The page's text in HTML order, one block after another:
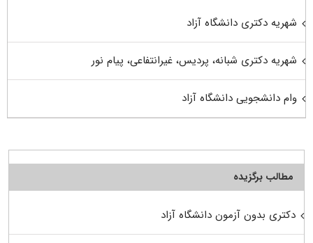
شهریه دکتری دانشگاه آزاد
شهریه دکتری شبانه، پردیس، غیرانتفاعی، پیام نور
وام دانشجویی دانشگاه آزاد
مطالب برگزیده
دکتری بدون آزمون دانشگاه آزاد